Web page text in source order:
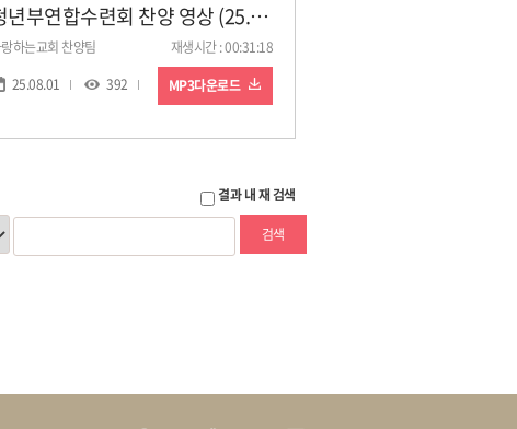
청년부연합수련회 찬양 영상 (25. 8. 1. 낮)
하는교회 찬양팀
재생시간 : 00:31:18
25.08.01
392 MP3다운로드
결과 내 재 검색
검색